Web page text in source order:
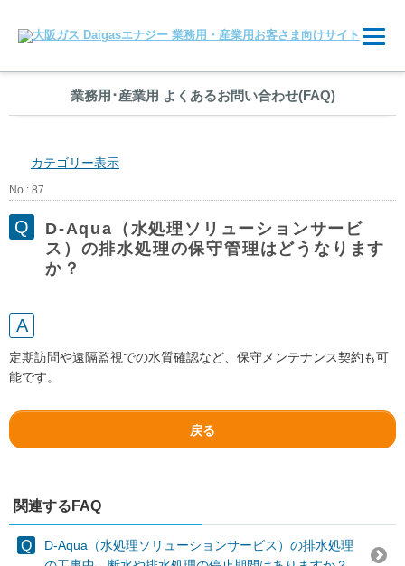
業務用 ･産業用 よくあるお問い合わせ(FAQ)
カテゴリー表示
No : 87
D-Aqua（水処理ソリューションサービ
ス）の排水処理の保守管理はどうなります
か？
定期訪問や遠隔監視での水質確認など、保守メンテナンス契約も可
能です。
戻る
関連するFAQ
D-Aqua（水処理ソリューションサービス）の排水処理